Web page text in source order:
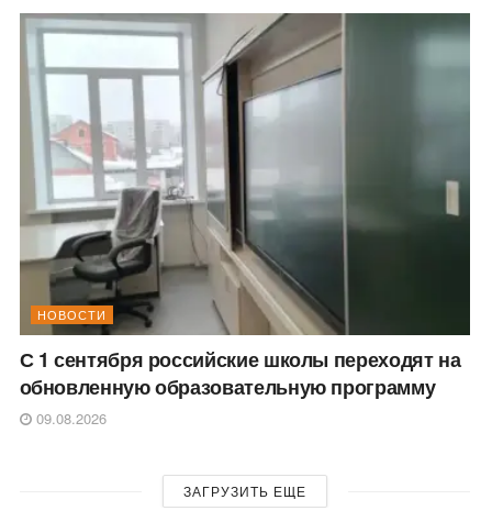
НОВОСТИ
С 1 сентября российские школы переходят на
обновленную образовательную программу
09.08.2026
ЗАГРУЗИТЬ ЕЩЕ